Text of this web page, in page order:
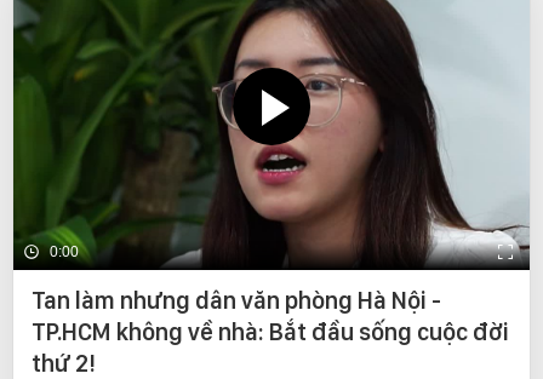
0:00
Tan làm nhưng dân văn phòng Hà Nội -
TP.HCM không về nhà: Bắt đầu sống cuộc đời
thứ 2!